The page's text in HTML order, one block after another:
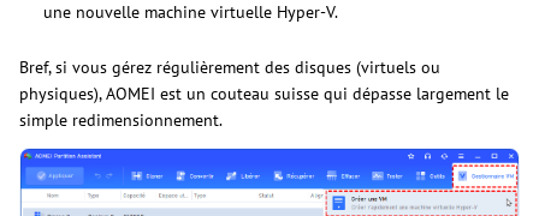
une nouvelle machine virtuelle Hyper-V.
Bref, si vous gérez régulièrement des disques (virtuels ou
physiques), AOMEI est un couteau suisse qui dépasse largement le
simple redimensionnement.